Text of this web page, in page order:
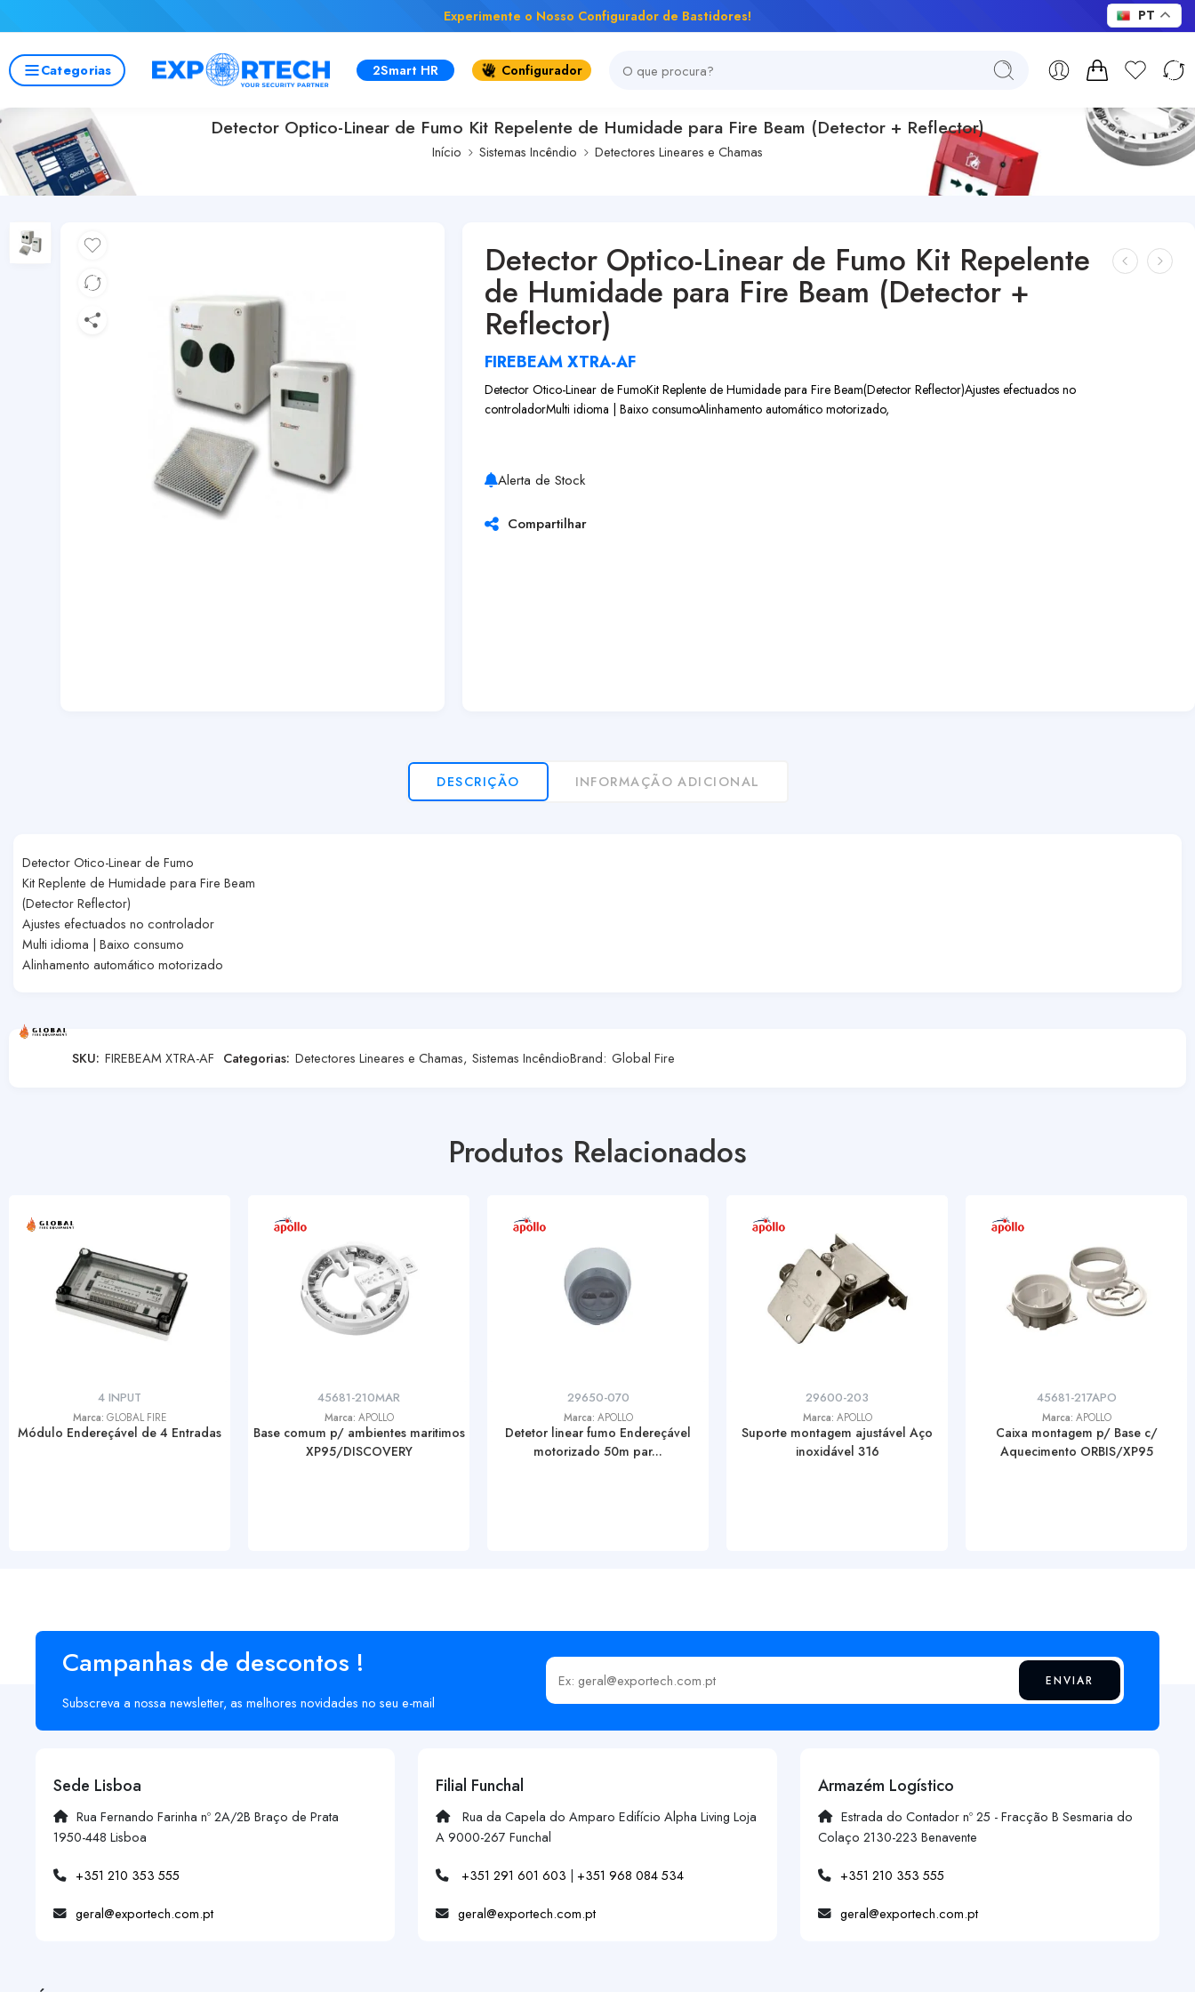
Experimente o Nosso Configurador de Bastidores!
Categorias 2Smart HR Configurador
Detector Optico-Linear de Fumo Kit Repelente de Humidade para Fire Beam (Detector + Reflector)
Início Sistemas Incêndio Detectores Lineares e Chamas
Detector Optico-Linear de Fumo Kit Repelente
de Humidade para Fire Beam (Detector +
Reflector)
FIREBEAM XTRA-AF
Detector Otico-Linear de FumoKit Replente de Humidade para Fire Beam(Detector Reflector)Ajustes efectuados no
controladorMulti idioma | Baixo consumoAlinhamento automático motorizado,
Alerta de Stock
Compartilhar
DESCRIÇÃO INFORMAÇÃO ADICIONAL
Detector Otico-Linear de Fumo
Kit Replente de Humidade para Fire Beam
(Detector Reflector)
Ajustes efectuados no controlador
Multi idioma | Baixo consumo
Alinhamento automático motorizado
SKU: FIREBEAM XTRA-AF Categorias: Detectores Lineares e Chamas, Sistemas IncêndioBrand: Global Fire
Produtos Relacionados
4 INPUT
Marca: GLOBAL FIRE
Módulo Endereçável de 4 Entradas
45681-210MAR
Marca: APOLLO
Base comum p/ ambientes maritimos
XP95/DISCOVERY
29650-070
Marca: APOLLO
Detetor linear fumo Endereçável
motorizado 50m par...
29600-203
Marca: APOLLO
Suporte montagem ajustável Aço
inoxidável 316
45681-217APO
Marca: APOLLO
Caixa montagem p/ Base c/
Aquecimento ORBIS/XP95
Campanhas de descontos !
Subscreva a nossa newsletter, as melhores novidades no seu e-mail
Insira o seu email ENVIAR
Sede Lisboa
Rua Fernando Farinha nº 2A/2B Braço de Prata
1950-448 Lisboa
+351 210 353 555
geral@exportech.com.pt
Filial Funchal
Rua da Capela do Amparo Edifício Alpha Living Loja
A 9000-267 Funchal
+351 291 601 603 | +351 968 084 534
geral@exportech.com.pt
Armazém Logístico
Estrada do Contador nº 25 - Fracção B Sesmaria do
Colaço 2130-223 Benavente
+351 210 353 555
geral@exportech.com.pt
PT